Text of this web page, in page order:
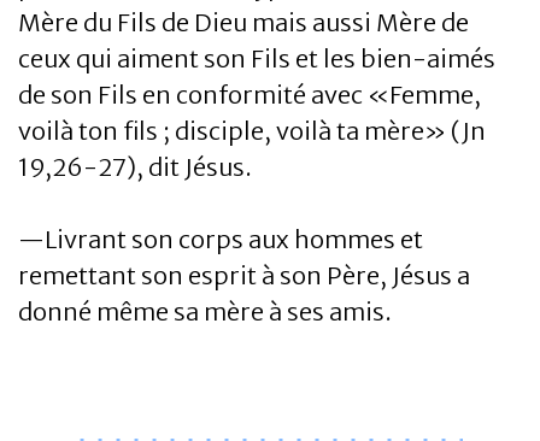
Mère du Fils de Dieu mais aussi Mère de
ceux qui aiment son Fils et les bien-aimés
de son Fils en conformité avec «Femme,
voilà ton fils ; disciple, voilà ta mère» (Jn
19,26-27), dit Jésus.
—Livrant son corps aux hommes et
remettant son esprit à son Père, Jésus a
donné même sa mère à ses amis.